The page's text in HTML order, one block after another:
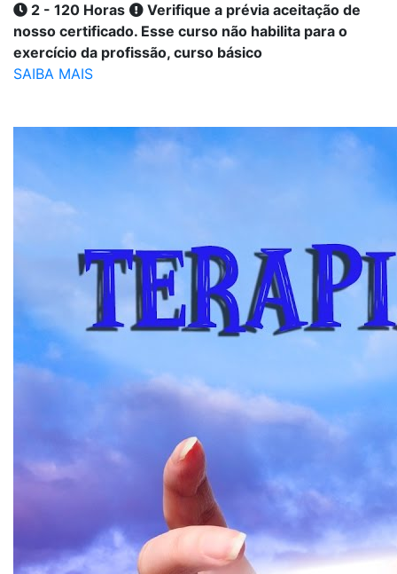
2 - 120 Horas
Verifique a prévia aceitação de
nosso certificado. Esse curso não habilita para o
exercício da profissão, curso básico
SAIBA MAIS